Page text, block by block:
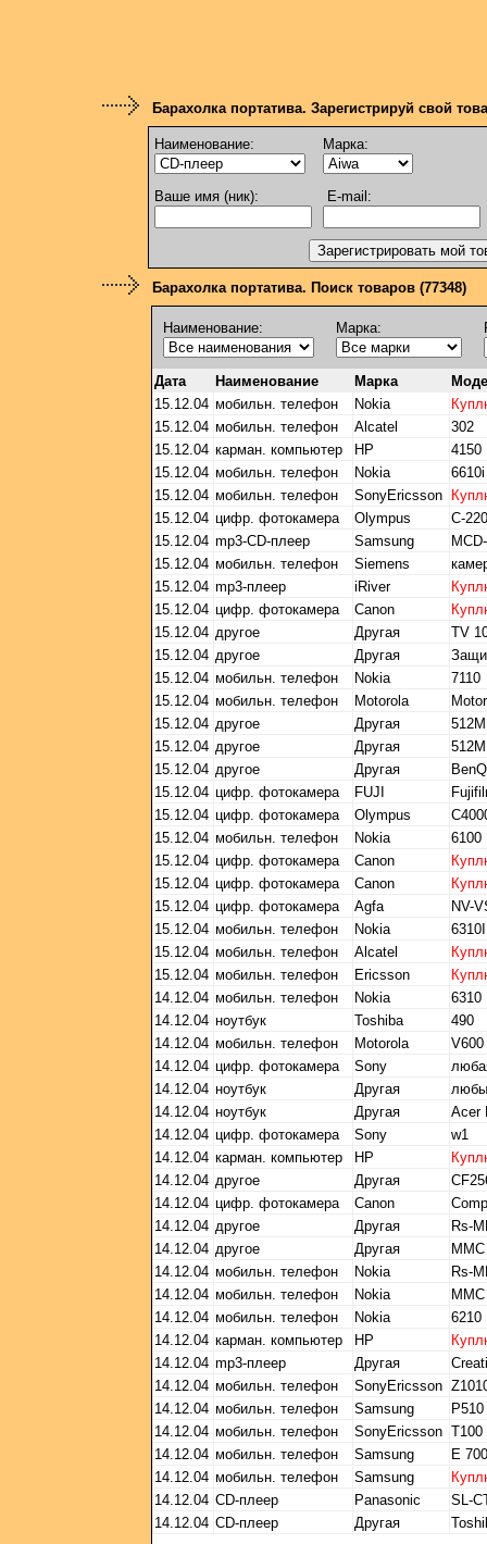
Барахолка портатива. Зарегистрируй свой
Наименование: Марка:
Ваше имя (ник): E-mail:
Барахолка портатива. Поиск товаров (77348)
Наименование: Марка:
Дата Наименование Марка
15.12.04 мобильн. телефон Nokia
15.12.04 мобильн. телефон Alcatel
302
15.12.04 карман. компьютер HP
4150
15.12.04 мобильн. телефон Nokia
6610i
15.12.04 мобильн. телефон SonyEricsson
15.12.04 цифр. фотокамера Olympus
C-
15.12.04 mp3-CD-плеер Samsung
15.12.04 мобильн. телефон Siemens
15.12.04 mp3-плеер iRiver
15.12.04 цифр. фотокамера Canon
15.12.04 другое Другая
TV
15.12.04 другое Другая
15.12.04 мобильн. телефон Nokia
7110
15.12.04 мобильн. телефон Motorola
15.12.04 другое Другая
15.12.04 другое Другая
15.12.04 другое Другая
15.12.04 цифр. фотокамера FUJI
15.12.04 цифр. фотокамера Olympus
15.12.04 мобильн. телефон Nokia
6100
15.12.04 цифр. фотокамера Canon
15.12.04 цифр. фотокамера Canon
15.12.04 цифр. фотокамера Agfa
NV-
15.12.04 мобильн. телефон Nokia
6310I
15.12.04 мобильн. телефон Alcatel
15.12.04 мобильн. телефон Ericsson
14.12.04 мобильн. телефон Nokia
6310
14.12.04 ноутбук Toshiba
490
14.12.04 мобильн. телефон Motorola
V600
14.12.04 цифр. фотокамера Sony
14.12.04 ноутбук Другая
14.12.04 ноутбук Другая
Acer
14.12.04 цифр. фотокамера Sony
w1
14.12.04 карман. компьютер HP
14.12.04 другое Другая
14.12.04 цифр. фотокамера Canon
14.12.04 другое Другая
Rs-
14.12.04 другое Другая
14.12.04 мобильн. телефон Nokia
Rs-
14.12.04 мобильн. телефон Nokia
14.12.04 мобильн. телефон Nokia
6210
14.12.04 карман. компьютер HP
14.12.04 mp3-плеер Другая
14.12.04 мобильн. телефон SonyEricsson
14.12.04 мобильн. телефон Samsung
P510
14.12.04 мобильн. телефон SonyEricsson T100
14.12.04 мобильн. телефон Samsung
Е 700
14.12.04 мобильн. телефон Samsung
14.12.04 CD-плеер Panasonic
SL-
14.12.04 CD-плеер Другая